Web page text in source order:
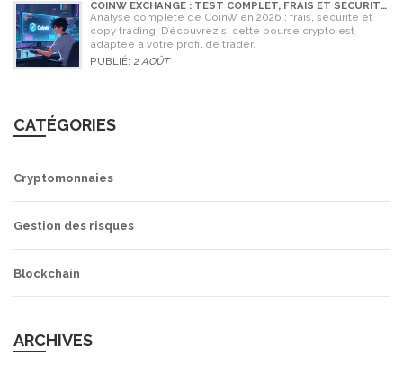
COINW EXCHANGE : TEST COMPLET, FRAIS ET SÉCURITÉ
EN 2026
Analyse complète de CoinW en 2026 : frais, sécurité et
copy trading. Découvrez si cette bourse crypto est
adaptée à votre profil de trader.
PUBLIÉ: 2 AOÛT
CATÉGORIES
Cryptomonnaies
Gestion des risques
Blockchain
ARCHIVES